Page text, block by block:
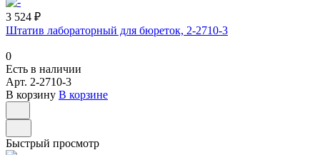
3 524 ₽
Штатив лабораторный для бюреток, 2-2710-3
0
Есть в наличии
Арт. 2-2710-3
В корзину В корзине
Быстрый просмотр